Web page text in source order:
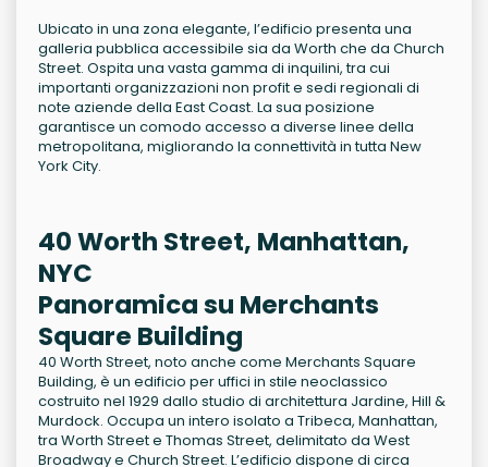
Ubicato in una zona elegante, l’edificio presenta una
galleria pubblica accessibile sia da Worth che da Church
Street. Ospita una vasta gamma di inquilini, tra cui
importanti organizzazioni non profit e sedi regionali di
note aziende della East Coast. La sua posizione
garantisce un comodo accesso a diverse linee della
metropolitana, migliorando la connettività in tutta New
York City.
40 Worth Street, Manhattan,
NYC
Panoramica su Merchants
Square Building
40 Worth Street, noto anche come Merchants Square
Building, è un edificio per uffici in stile neoclassico
costruito nel 1929 dallo studio di architettura Jardine, Hill &
Murdock. Occupa un intero isolato a Tribeca, Manhattan,
tra Worth Street e Thomas Street, delimitato da West
Broadway e Church Street. L’edificio dispone di circa